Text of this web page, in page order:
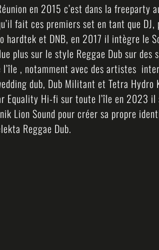
en 2015 c’est dans la freeparty
fait ces premiers set en tant que
hardtek et DNB, en 2017 il intègre le
plus sur le style Reggae Dub sur des
, notamment avec des artistes
dub, Dub Militant et Tetra Hydro
Equality Hi-fi sur toute l’île en 2023 il
Lion Sound pour créer sa propre
Reggae Dub.